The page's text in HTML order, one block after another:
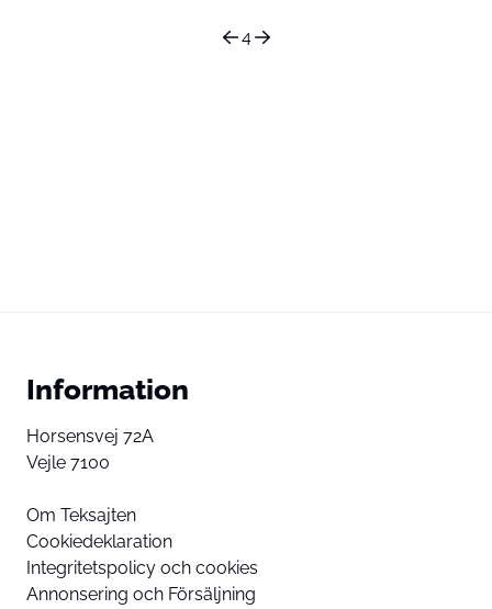
4
Information
Horsensvej 72A
Vejle 7100
Om Teksajten
Cookiedeklaration
Integritetspolicy och cookies
Annonsering och Försäljning